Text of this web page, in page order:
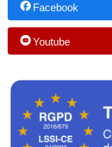
Facebook
Youtube